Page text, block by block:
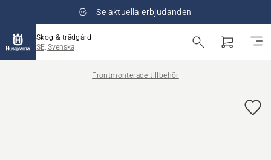
Se aktuella erbjudanden
Skog & trädgård
SE, Svenska
Frontmonterade tillbehör